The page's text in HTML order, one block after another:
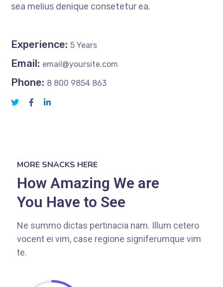
sea melius denique consetetur ea.
Experience: 5 Years
Email: email@yoursite.com
Phone: 8 800 9854 863
MORE SNACKS HERE
How Amazing We are
You Have to See
Ne summo dictas pertinacia nam. Illum cetero
vocent ei vim, case regione signiferumque vim
te.